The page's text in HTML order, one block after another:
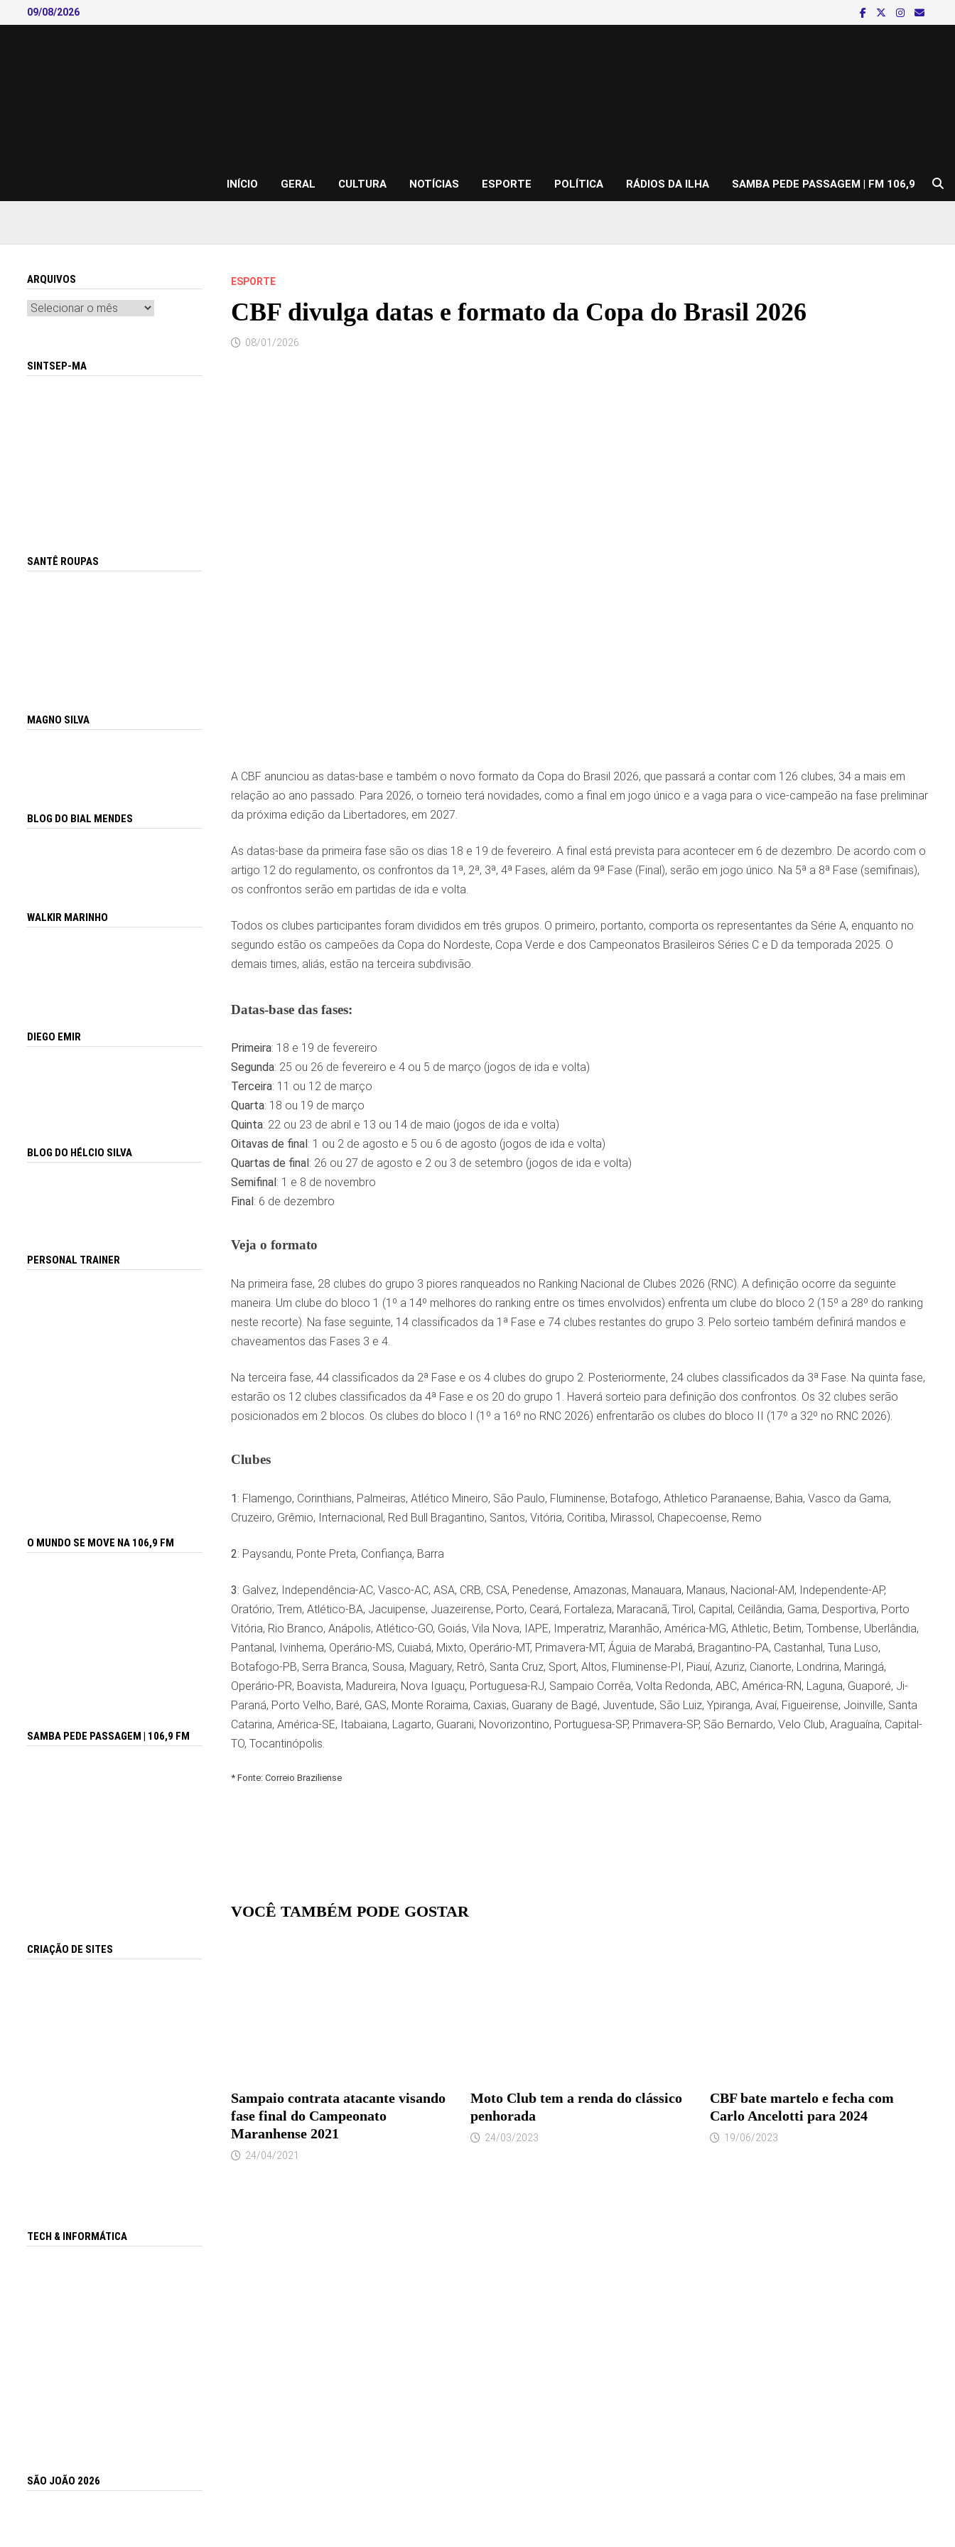
to
09/08/2026
INÍCIO GERAL CULTURA NOTÍCIAS ESPORTE POLÍTICA RÁDIOS DA ILHA SAMBA PEDE PASSAGEM | FM 106,9
ESPORTE
CBF divulga datas e formato da Copa do Brasil 2026
08/01/2026
A CBF anunciou as datas-base e também o novo formato da Copa do Brasil 2026, que passará a contar com 126 clubes, 34 a mais em
relação ao ano passado. Para 2026, o torneio terá novidades, como a final em jogo único e a vaga para o vice-campeão na fase preliminar
da próxima edição da Libertadores, em 2027.
As datas-base da primeira fase são os dias 18 e 19 de fevereiro. A final está prevista para acontecer em 6 de dezembro. De acordo com o
artigo 12 do regulamento, os confrontos da 1ª, 2ª, 3ª, 4ª Fases, além da 9ª Fase (Final), serão em jogo único. Na 5ª a 8ª Fase (semifinais),
os confrontos serão em partidas de ida e volta.
Todos os clubes participantes foram divididos em três grupos. O primeiro, portanto, comporta os representantes da Série A, enquanto no
segundo estão os campeões da Copa do Nordeste, Copa Verde e dos Campeonatos Brasileiros Séries C e D da temporada 2025. O
demais times, aliás, estão na terceira subdivisão.
Datas-base das fases:
Primeira: 18 e 19 de fevereiro
Segunda: 25 ou 26 de fevereiro e 4 ou 5 de março (jogos de ida e volta)
Terceira: 11 ou 12 de março
Quarta: 18 ou 19 de março
Quinta: 22 ou 23 de abril e 13 ou 14 de maio (jogos de ida e volta)
Oitavas de final: 1 ou 2 de agosto e 5 ou 6 de agosto (jogos de ida e volta)
Quartas de final: 26 ou 27 de agosto e 2 ou 3 de setembro (jogos de ida e volta)
Semifinal: 1 e 8 de novembro
Final: 6 de dezembro
Veja o formato
Na primeira fase, 28 clubes do grupo 3 piores ranqueados no Ranking Nacional de Clubes 2026 (RNC). A definição ocorre da seguinte
maneira. Um clube do bloco 1 (1º a 14º melhores do ranking entre os times envolvidos) enfrenta um clube do bloco 2 (15º a 28º do ranking
neste recorte). Na fase seguinte, 14 classificados da 1ª Fase e 74 clubes restantes do grupo 3. Pelo sorteio também definirá mandos e
chaveamentos das Fases 3 e 4.
Na terceira fase, 44 classificados da 2ª Fase e os 4 clubes do grupo 2. Posteriormente, 24 clubes classificados da 3ª Fase. Na quinta fase,
estarão os 12 clubes classificados da 4ª Fase e os 20 do grupo 1. Haverá sorteio para definição dos confrontos. Os 32 clubes serão
posicionados em 2 blocos. Os clubes do bloco I (1º a 16º no RNC 2026) enfrentarão os clubes do bloco II (17º a 32º no RNC 2026).
Clubes
1: Flamengo, Corinthians, Palmeiras, Atlético Mineiro, São Paulo, Fluminense, Botafogo, Athletico Paranaense, Bahia, Vasco da Gama,
Cruzeiro, Grêmio, Internacional, Red Bull Bragantino, Santos, Vitória, Coritiba, Mirassol, Chapecoense, Remo
2: Paysandu, Ponte Preta, Confiança, Barra
3: Galvez, Independência-AC, Vasco-AC, ASA, CRB, CSA, Penedense, Amazonas, Manauara, Manaus, Nacional-AM, Independente-AP,
Oratório, Trem, Atlético-BA, Jacuipense, Juazeirense, Porto, Ceará, Fortaleza, Maracanã, Tirol, Capital, Ceilândia, Gama, Desportiva, Porto
Vitória, Rio Branco, Anápolis, Atlético-GO, Goiás, Vila Nova, IAPE, Imperatriz, Maranhão, América-MG, Athletic, Betim, Tombense, Uberlândia,
Pantanal, Ivinhema, Operário-MS, Cuiabá, Mixto, Operário-MT, Primavera-MT, Águia de Marabá, Bragantino-PA, Castanhal, Tuna Luso,
Botafogo-PB, Serra Branca, Sousa, Maguary, Retrô, Santa Cruz, Sport, Altos, Fluminense-PI, Piauí, Azuriz, Cianorte, Londrina, Maringá,
Operário-PR, Boavista, Madureira, Nova Iguaçu, Portuguesa-RJ, Sampaio Corrêa, Volta Redonda, ABC, América-RN, Laguna, Guaporé, Ji-
Paraná, Porto Velho, Baré, GAS, Monte Roraima, Caxias, Guarany de Bagé, Juventude, São Luiz, Ypiranga, Avaí, Figueirense, Joinville, Santa
Catarina, América-SE, Itabaiana, Lagarto, Guarani, Novorizontino, Portuguesa-SP, Primavera-SP, São Bernardo, Velo Club, Araguaína, Capital-
TO, Tocantinópolis.
* Fonte: Correio Braziliense
VOCÊ TAMBÉM PODE GOSTAR
Sampaio contrata atacante visando
fase final do Campeonato
Maranhense 2021
24/04/2021
Moto Club tem a renda do clássico
penhorada
24/03/2023
CBF bate martelo e fecha com
Carlo Ancelotti para 2024
19/06/2023
ARQUIVOS
Arquivos
SINTSEP-MA
SANTÊ ROUPAS
MAGNO SILVA
BLOG DO BIAL MENDES
WALKIR MARINHO
DIEGO EMIR
BLOG DO HÉLCIO SILVA
PERSONAL TRAINER
O MUNDO SE MOVE NA 106,9 FM
SAMBA PEDE PASSAGEM | 106,9 FM
CRIAÇÃO DE SITES
TECH & INFORMÁTICA
SÃO JOÃO 2026